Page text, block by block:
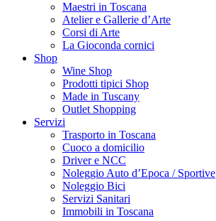
Maestri in Toscana
Atelier e Gallerie d’Arte
Corsi di Arte
La Gioconda cornici
Shop
Wine Shop
Prodotti tipici Shop
Made in Tuscany
Outlet Shopping
Servizi
Trasporto in Toscana
Cuoco a domicilio
Driver e NCC
Noleggio Auto d’Epoca / Sportive
Noleggio Bici
Servizi Sanitari
Immobili in Toscana